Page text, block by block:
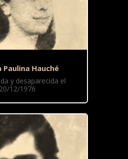
Paulina Hauché
y desaparecida el
20/12/1976